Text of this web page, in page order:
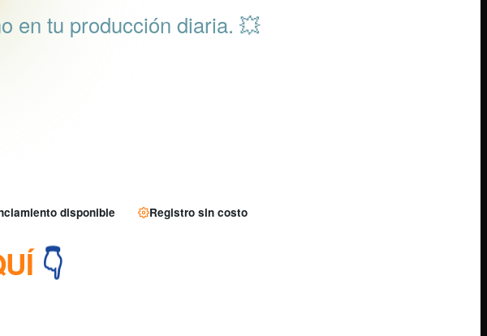
en tu producción diaria. 💥
disponible Registro sin costo
👇